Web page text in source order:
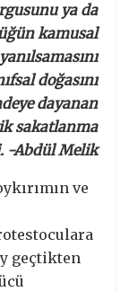
ya da
kamusal
doğasını
dayanan
sakatlanma
-Abdül Melik
ve
geçtikten